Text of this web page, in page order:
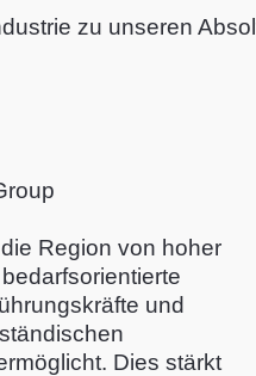
zu unseren
Region von hoher
und
Dies stärkt